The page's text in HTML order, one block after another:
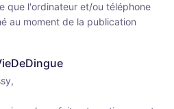
que l'ordinateur et/ou téléphone
au moment de la publication